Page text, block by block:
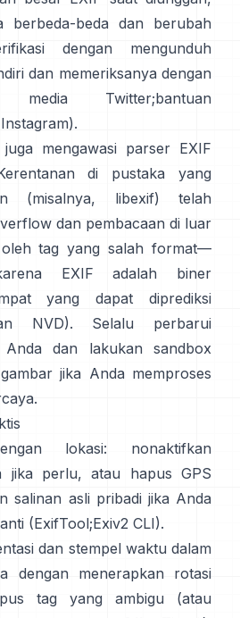
berbeda-beda dan berubah
dengan mengunduh
dan memeriksanya dengan
media Twitter;bantuan
).
mengawasi parser EXIF
di pustaka yang
(misalnya, libexif) telah
dan pembacaan di luar
tag yang salah format—
EXIF adalah biner
yang dapat diprediksi
NVD). Selalu perbarui
Anda dan lakukan sandbox
jika Anda memproses
lokasi: nonaktifkan
jika perlu, atau hapus GPS
salinan asli pribadi jika Anda
(ExifTool;Exiv2 CLI).
dan stempel waktu dalam
dengan menerapkan rotasi
tag yang ambigu (atau